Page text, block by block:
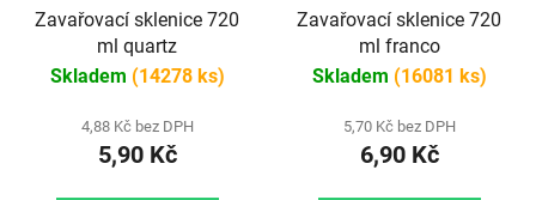
Zavařovací sklenice 720
ml quartz
Skladem (14278 ks)
4,88 Kč bez DPH
5,90 Kč
Zavařovací sklenice 720
ml franco
Skladem (16081 ks)
5,70 Kč bez DPH
6,90 Kč